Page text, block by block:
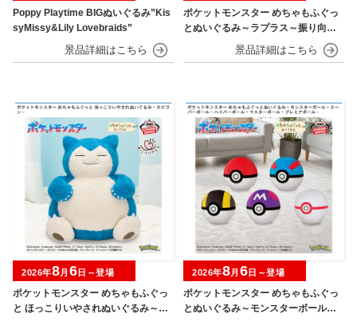
Poppy Playtime BIGぬいぐるみ”Kis
syMissy&Lily Lovebraids”
ポケットモンスター めちゃもふぐっ
とぬいぐるみ～ラプラス～振り向きv
ポケットモンスター めちゃもふぐっ
と ほっこりいやされぬいぐるみ～カ
2026年8月 6 日～登場
ポケットモンスター めちゃもふぐっ
とぬいぐるみ～モンスターボール・
2026年8月 6 日～登場